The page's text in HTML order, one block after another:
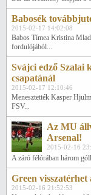
Babosék
2015-02-17 14:02:08
Babos Tímea Kristina
fordulójából...
Svájci edző Szalai
csapatánál
2015-02-17 12:10:46
Menesztették Kasper
FSV...
Az MU
Arsenal!
2015-02-16
A záró félórában három
Green visszatérhet
2015-02-16 21:52:53